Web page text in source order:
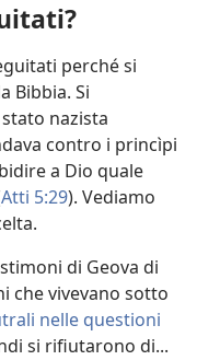
perché si
Bibbia. Si
nazista
contro i princìpi
a Dio quale
Atti 5:29). Vediamo
di Geova di
che vivevano sotto
nelle questioni
si rifiutarono di...